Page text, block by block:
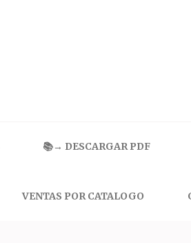
📚→ DESCARGAR PDF
VENTAS POR CATALOGO